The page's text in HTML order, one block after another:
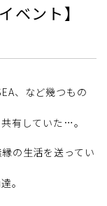
ベント】
、など幾つもの
有していた…。
の生活を送ってい
。